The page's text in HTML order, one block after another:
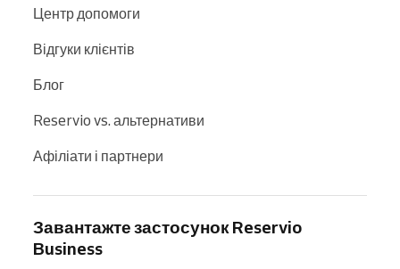
Центр допомоги
Відгуки клієнтів
Блог
Reservio vs. альтернативи
Афіліати і партнери
Завантажте застосунок Reservio
Business